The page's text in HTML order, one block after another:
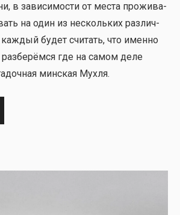
в зави­си­мо­сти от места про­жи­ва­
на один из несколь­ких раз­лич­
будет счи­тать, что имен­но
где на самом деле
мин­ская Мух­ля.